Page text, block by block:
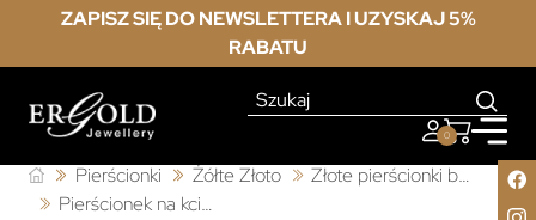
ZAPISZ SIĘ DO NEWSLETTERA I UZYSKAJ 5%
RABATU
0
Pierścionki Żółte Złoto
Złote pierścionki bez kamieni
Pierścionek na kciuk 585